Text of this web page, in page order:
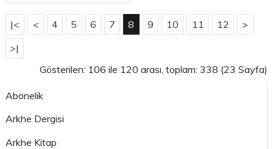
Abonelik
Arkhe Dergisi
Arkhe Kitap
|< < 4 5 6 7 8 9 10 11 12
>
>|
Gösterilen: 106 ile 120 arası, toplam: 338 (23 Sayfa)